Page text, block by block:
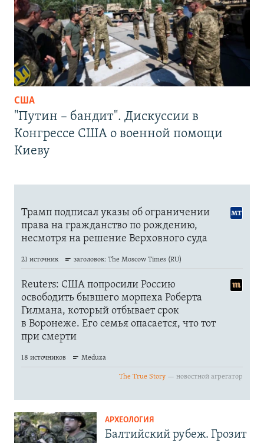
США
"Путин – бандит". Дискуссии в
Конгрессе США о военной помощи
Киеву
АРХЕОЛОГИЯ
Балтийский рубеж. Грозит